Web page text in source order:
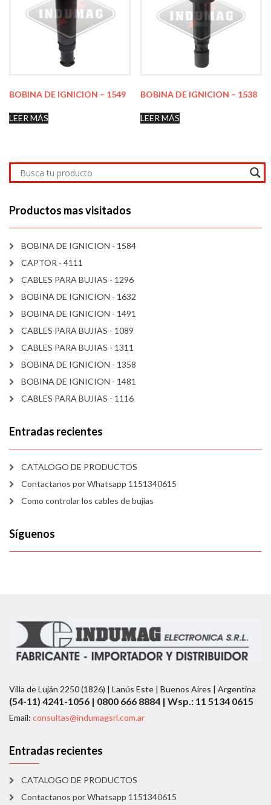
BOBINA DE IGNICION – 1549
LEER MÁS
BOBINA DE IGNICION – 1538
LEER MÁS
Productos mas visitados
BOBINA DE IGNICION - 1584
CAPTOR - 4111
CABLES PARA BUJIAS - 1296
BOBINA DE IGNICION - 1632
BOBINA DE IGNICION - 1491
CABLES PARA BUJIAS - 1089
CABLES PARA BUJIAS - 1311
BOBINA DE IGNICION - 1358
BOBINA DE IGNICION - 1481
CABLES PARA BUJIAS - 1116
Entradas recientes
CATALOGO DE PRODUCTOS
Contactanos por Whatsapp 1151340615
Como controlar los cables de bujías
Síguenos
Villa de Luján 2250 (1826) | Lanús Este | Buenos Aires | Argentina
(54-11) 4241-1056 | 0800 666 8884 | Wsp.: 11 5134 0615
Email: consultas@indumagsrl.com.ar
Entradas recientes
CATALOGO DE PRODUCTOS
Contactanos por Whatsapp 1151340615